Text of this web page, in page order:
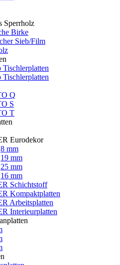
Sperrholz
Birke
Sieb/Film
Tischlerplatten
Tischlerplatten
Q
S
T
Eurodekor
8 mm
19 mm
25 mm
16 mm
Schichtstoff
Kompaktplatten
Arbeitsplatten
Interieurplatten